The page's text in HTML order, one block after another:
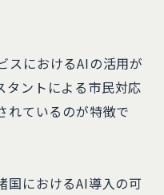
スにおけるAIの活用が
タントによる市民対応
れているのが特徴で
国におけるAI導入の可